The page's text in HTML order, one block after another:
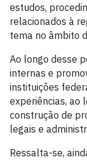
estudos,
relacionados à
tema no âmbito
Ao longo desse
internas e
instituições
experiências, ao
construção de
legais e
Ressalta-se,